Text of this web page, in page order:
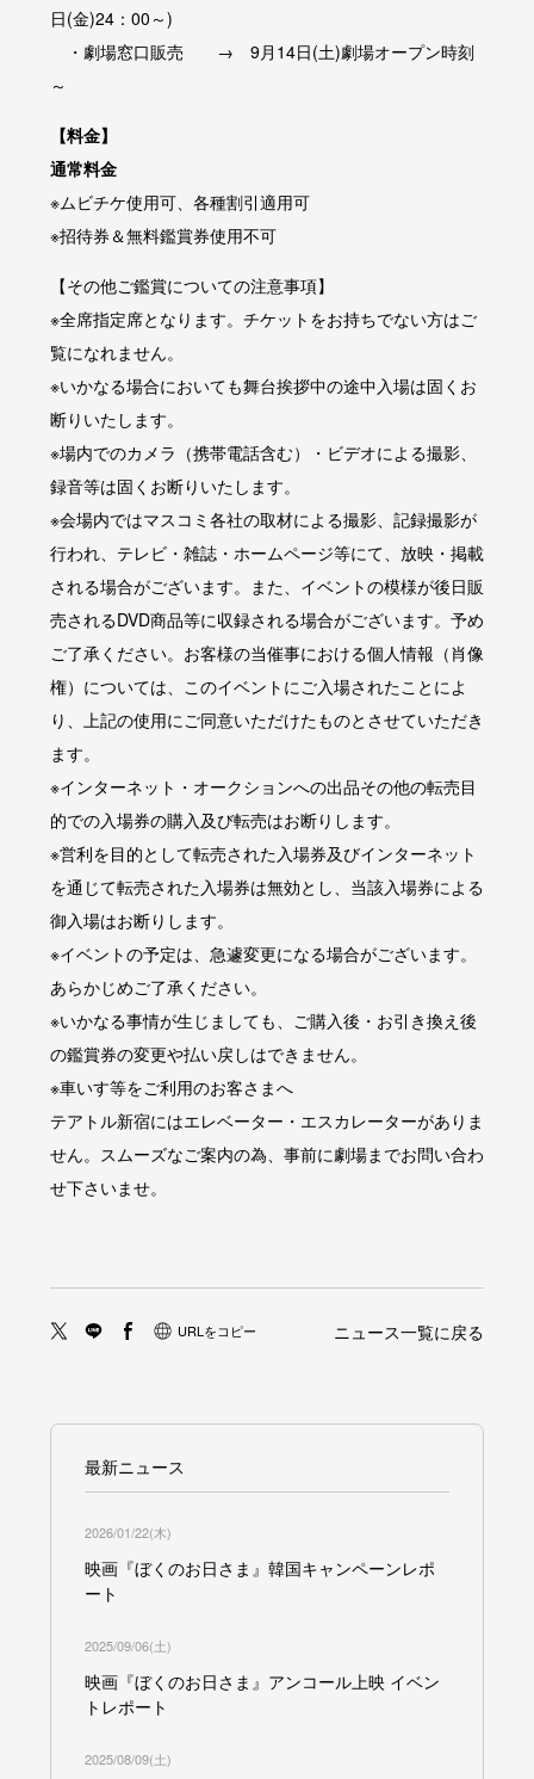
日(金)24：00～)
・劇場窓口販売 → 9月14日(土)劇場オープン時刻
～
【料金】
通常料金
※ムビチケ使用可、各種割引適用可
※招待券＆無料鑑賞券使用不可
【その他ご鑑賞についての注意事項】
※全席指定席となります。チケットをお持ちでない方はご
覧になれません。
※いかなる場合においても舞台挨拶中の途中入場は固くお
断りいたします。
※場内でのカメラ（携帯電話含む）・ビデオによる撮影、
録音等は固くお断りいたします。
※会場内ではマスコミ各社の取材による撮影、記録撮影が
行われ、テレビ・雑誌・ホームページ等にて、放映・掲載
される場合がございます。また、イベントの模様が後日販
売されるDVD商品等に収録される場合がございます。予め
ご了承ください。お客様の当催事における個人情報（肖像
権）については、このイベントにご入場されたことによ
り、上記の使用にご同意いただけたものとさせていただき
ます。
※インターネット・オークションへの出品その他の転売目
的での入場券の購入及び転売はお断りします。
※営利を目的として転売された入場券及びインターネット
を通じて転売された入場券は無効とし、当該入場券による
御入場はお断りします。
※イベントの予定は、急遽変更になる場合がございます。
あらかじめご了承ください。
※いかなる事情が生じましても、ご購入後・お引き換え後
の鑑賞券の変更や払い戻しはできません。
※車いす等をご利用のお客さまへ
テアトル新宿にはエレベーター・エスカレーターがありま
せん。スムーズなご案内の為、事前に劇場までお問い合わ
せ下さいませ。
URLをコピー ニュース一覧に戻る
最新ニュース
2026/01/22(木)
映画『ぼくのお日さま』韓国キャンペーンレポ
ート
2025/09/06(土)
映画『ぼくのお日さま』アンコール上映 イベン
トレポート
2025/08/09(土)